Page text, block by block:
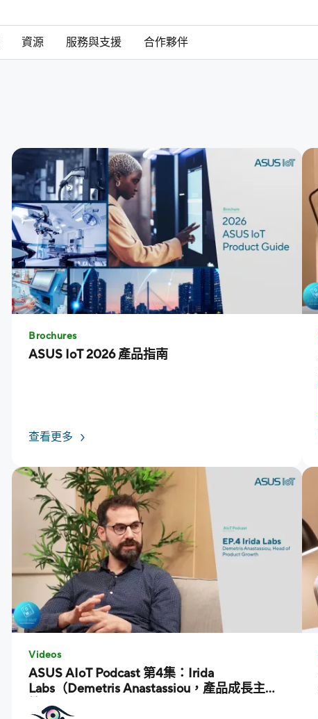
資源 服務與支援 合作夥伴
Brochures
ASUS IoT 2026 產品指南
查看更多
Videos
ASUS AIoT Podcast 第4集：Irida
Labs（Demetris Anastassiou，產品成長主
管）